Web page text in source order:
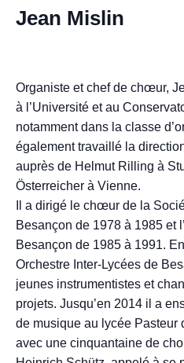
Jean Mislin
Organiste et chef de chœur,
à l’Université et au
notamment dans la classe
également travaillé la
auprès de Helmut Rilling à
Österreicher à Vienne.
Il a dirigé le chœur de la
Besançon de 1978 à 1985 et
Besançon de 1985 à 1991.
Orchestre Inter-Lycées de
jeunes instrumentistes et
projets. Jusqu’en 2014 il a
de musique au lycée Pasteur
avec une cinquantaine de